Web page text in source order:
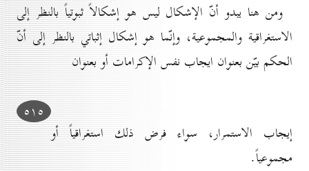
ومن هنا يبدو أنّ الإشكال ليس هو إشكالاً ثبوتياً بالنظر إلى
الاستغراقية والمجموعية، وإنّما هو إشكال إثباتي بالنظر إلى أنّ
الحكم بيّن بعنوان ايجاب نفس الإكرامات أو بعنوان
٥۱٥
إيجاب الاستمرار، سواء فرض ذلك استغراقياً أو
مجموعياً.